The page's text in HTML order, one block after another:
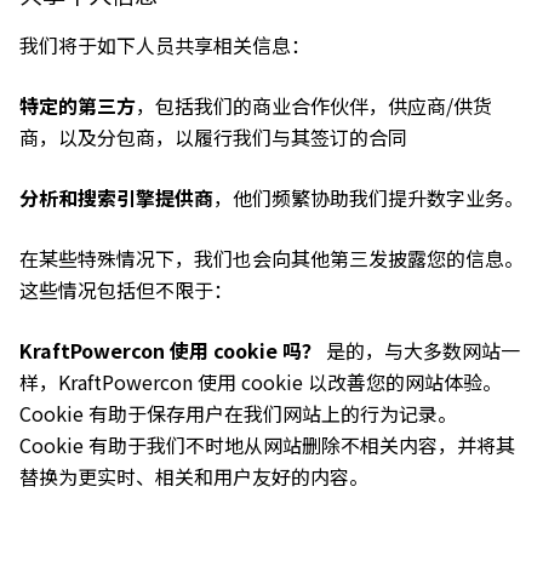
我们将于如下人员共享相关信息：
特定的第三方，包括我们的商业合作伙伴，供应商/供货
商，以及分包商，以履行我们与其签订的合同
分析和搜索引擎提供商，他们频繁协助我们提升数字业务。
在某些特殊情况下，我们也会向其他第三发披露您的信息。
这些情况包括但不限于：
KraftPowercon 使用 cookie 吗？ 是的，与大多数网站一
样，KraftPowercon 使用 cookie 以改善您的网站体验。
Cookie 有助于保存用户在我们网站上的行为记录。
Cookie 有助于我们不时地从网站删除不相关内容，并将其
替换为更实时、相关和用户友好的内容。